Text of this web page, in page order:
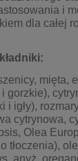
i
dla całej
mięta,
gorzkie),
i igły),
cytrynowa,
Olea
tłoczenia),
anyż,